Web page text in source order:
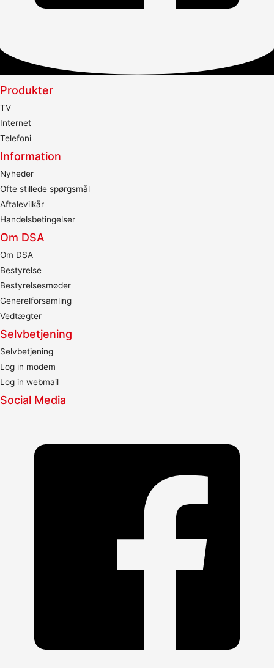
Produkter
TV
Internet
Telefoni
Information
Nyheder
Ofte stillede spørgsmål
Aftalevilkår
Handelsbetingelser
Om DSA
Om DSA
Bestyrelse
Bestyrelsesmøder
Generelforsamling
Vedtægter
Selvbetjening
Selvbetjening
Log in modem
Log in webmail
Social Media